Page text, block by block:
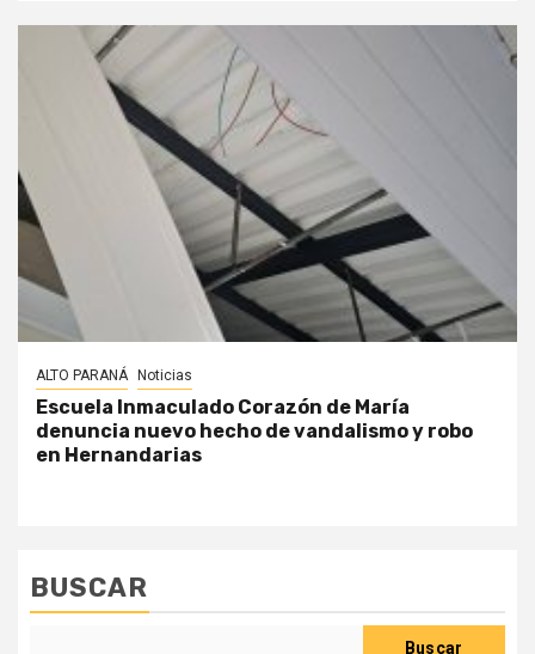
ALTO PARANÁ Noticias
Escuela Inmaculado Corazón de María
denuncia nuevo hecho de vandalismo y robo
en Hernandarias
BUSCAR
Buscar